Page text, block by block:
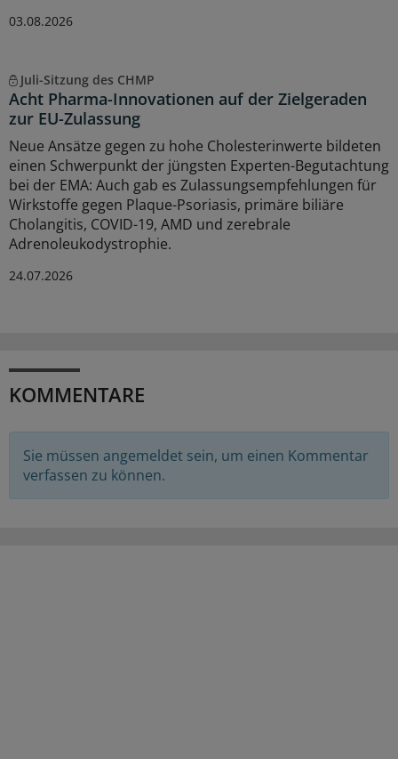
03.08.2026
Juli-Sitzung des CHMP
Acht Pharma-Innovationen auf der Zielgeraden
zur EU-Zulassung
Neue Ansätze gegen zu hohe Cholesterinwerte bildeten
einen Schwerpunkt der jüngsten Experten-Begutachtung
bei der EMA: Auch gab es Zulassungsempfehlungen für
Wirkstoffe gegen Plaque-Psoriasis, primäre biliäre
Cholangitis, COVID-19, AMD und zerebrale
Adrenoleukodystrophie.
24.07.2026
KOMMENTARE
Sie müssen angemeldet sein, um einen Kommentar
verfassen zu können.